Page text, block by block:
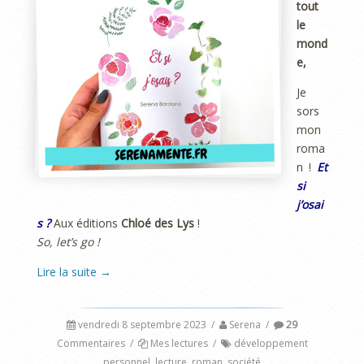
tout
le
mond
e,
Je
sors
mon
roma
n ! Et
si
j’osai
s ?Aux éditions Chloé des Lys !
So, let’s go !
Lire la suite →
vendredi 8 septembre 2023 / Serena /
29
Commentaires / Mes lectures /
développement